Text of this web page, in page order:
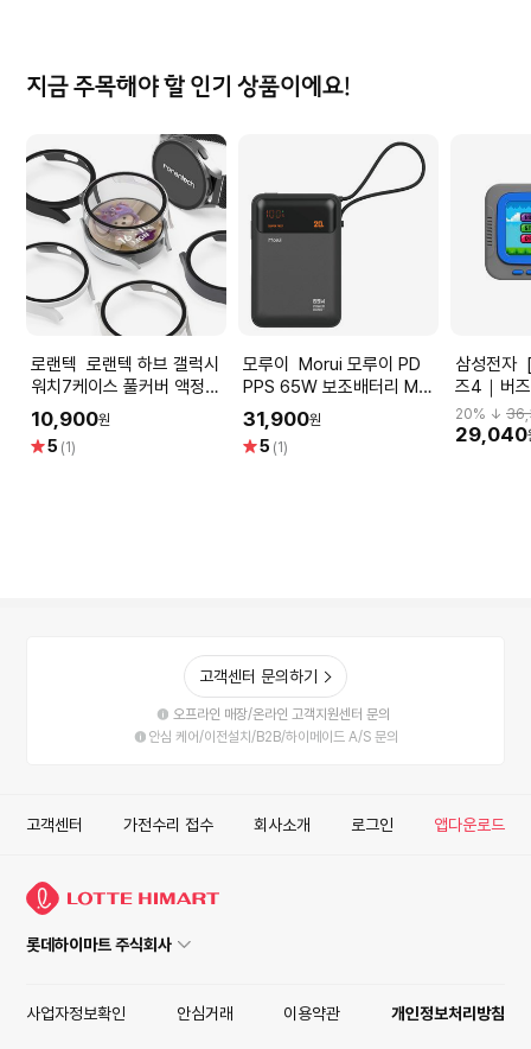
지금 주목해야 할 인기 상품이에요!
로랜텍 로랜텍 하브 갤럭시
워치7케이스 풀커버 액정보
호 강화유리 44mm 로렌텍
로렌택 로랜택
10,900원
별5 (1)
모루이 Morui 모루이 PD
PPS 65W 보조배터리 MT-
65 20000mAh 블랙
31,900원
별5 (1)
삼성전자 [삼성] 갤럭시 버
즈4｜버
로 픽셀 메
20% ↓
29,040
고객센터 문의하기
오프라인 매장/온라인 고객지원센터 문의
안심 케어/이전설치/B2B/하이메이드 A/S 문의
고객센터 가전수리 접수 회사소개 로그인 앱다운로드
롯데하이마트 주식회사
사업자정보확인 안심거래 이용약관 개인정보처리방침